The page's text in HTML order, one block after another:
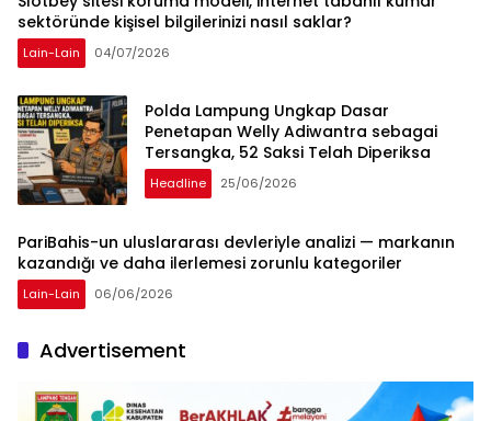
sektöründe kişisel bilgilerinizi nasıl saklar?
Lain-Lain 04/07/2026
Polda Lampung Ungkap Dasar
Penetapan Welly Adiwantra sebagai
Tersangka, 52 Saksi Telah Diperiksa
Headline 25/06/2026
PariBahis-un uluslararası devleriyle analizi — markanın
kazandığı ve daha ilerlemesi zorunlu kategoriler
Lain-Lain 06/06/2026
Advertisement